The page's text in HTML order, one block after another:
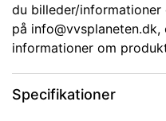
du billeder/informationer
på
informationer om
Specifikationer